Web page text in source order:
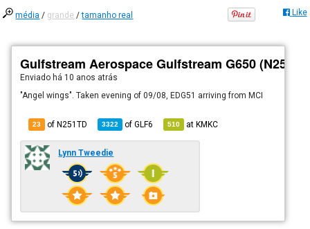
média / grande /tamanho real Like
Gulfstream Aerospace Gulfstream G650
Enviado há 10 anos atrás
"Angel wings". Taken evening of 09/08, EDG51 arriving from MCI
23 of N251TD 3322 ofGLF6 510 atKMKC
Lynn Tweedie